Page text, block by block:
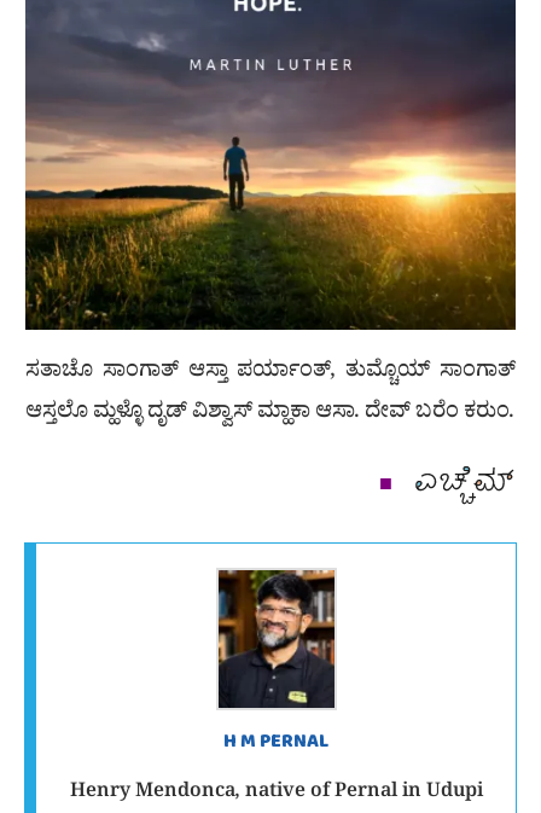
ಸತಾಚೊ ಸಾಂಗಾತ್ ಆಸ್ತಾ ಪರ್ಯಾಂತ್, ತುಮ್ಚೊಯ್ ಸಾಂಗಾತ್
ಆಸ್ತಲೊ ಮ್ಹಳ್ಳೊ ದೃಡ್ ವಿಶ್ವಾಸ್ ಮ್ಹಾಕಾ ಆಸಾ. ದೇವ್ ಬರೆಂ ಕರುಂ.
■ ಎಚ್ಚೆಮ್
H M PERNAL
Henry Mendonca, native of Pernal in Udupi